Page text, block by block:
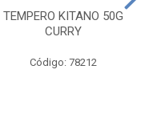
TEMPERO KITANO 50G
CURRY
Código: 78212